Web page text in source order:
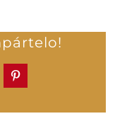
Pinterest